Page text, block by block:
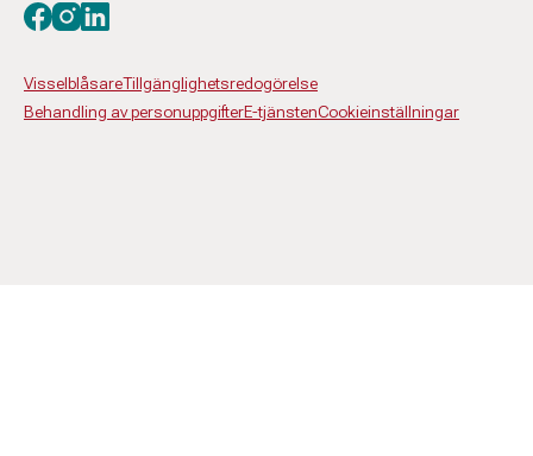
VisselblåsareTillgänglighetsredogörelse
Behandling av personuppgifterE-tjänstenCookieinställningar
Besök oss på facebook
Besök oss på instagram
Besök oss på linkedin